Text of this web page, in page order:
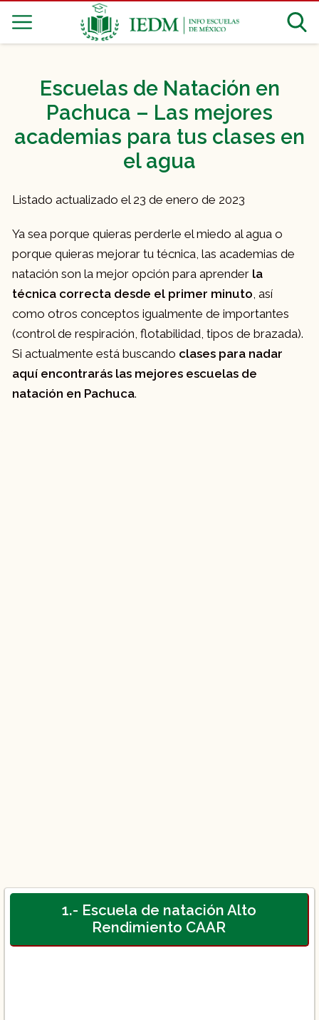
Escuelas de Natación en
Pachuca – Las mejores
academias para tus clases en
el agua
Listado actualizado el 23 de enero de 2023
Ya sea porque quieras perderle el miedo al agua o
porque quieras mejorar tu técnica, las academias de
natación son la mejor opción para aprender la
técnica correcta desde el primer minuto, así
como otros conceptos igualmente de importantes
(control de respiración, flotabilidad, tipos de brazada).
Si actualmente está buscando clases para nadar
aquí encontrarás las mejores escuelas de
natación en Pachuca.
1.- Escuela de natación Alto
Rendimiento CAAR